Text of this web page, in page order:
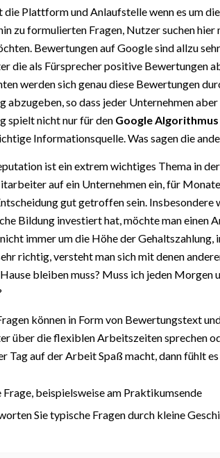
die Plattform und Anlaufstelle wenn es um
zu formulierten Fragen, Nutzer suchen hier
Bewertungen auf Google sind allzu
die als Fürsprecher positive Bewertungen
werden sich genau diese Bewertungen
abzugeben, so dass jeder Unternehmen
spielt nicht nur für den Google Algorithmus
Informationsquelle. Was sagen die
ist ein extrem wichtiges Thema in
auf ein Unternehmen ein, für
gut getroffen sein. Insbesondere
Bildung investiert hat, möchte man
immer um die Höhe der
richtig, versteht man sich mit denen
bleiben muss? Muss ich jeden
können in Form von Bewertungstext
über die flexiblen Arbeitszeiten sprechen
Tag auf der Arbeit Spaß macht, dann fühlt
beispielsweise am Praktikumsende
Sie typische Fragen durch kleine